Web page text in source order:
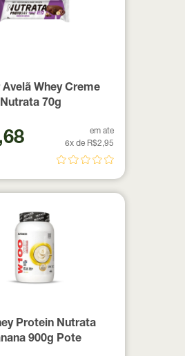
Whey Creme
70g
em ate
6x de R$2,95
Protein Nutrata
900g Pote